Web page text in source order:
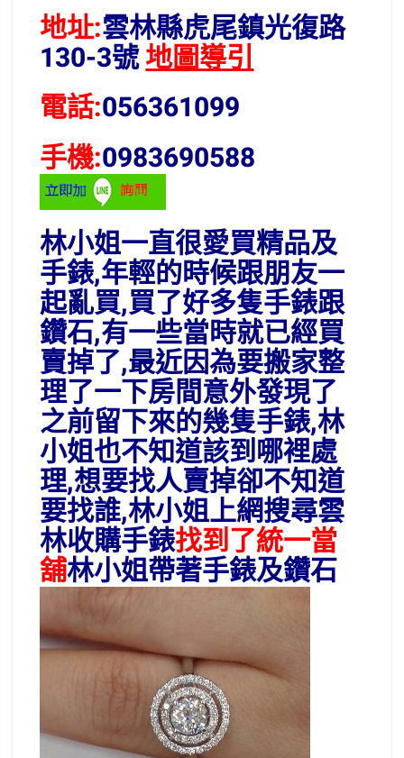
地址:雲林縣虎尾鎮光復路
130-3號地圖導引
電話:056361099
手機:0983690588
林小姐一直很愛買精品及
手錶,年輕的時候跟朋友一
起亂買,買了好多隻手錶跟
鑽石,有一些當時就已經買
賣掉了,最近因為要搬家整
理了一下房間意外發現了
之前留下來的幾隻手錶,林
小姐也不知道該到哪裡處
理,想要找人賣掉卻不知道
要找誰,林小姐上網搜尋雲
林收購手錶找到了統一當
舖林小姐帶著手錶及鑽石